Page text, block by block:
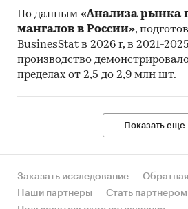
По данным «Анализа рынка
мангалов в России»,
BusinesStat в 2026 г, в 2021-
производство
пределах от 2,5 до 2,9 млн шт.
Показать еще
Заказать исследование
Наши партнеры
Стать партнером